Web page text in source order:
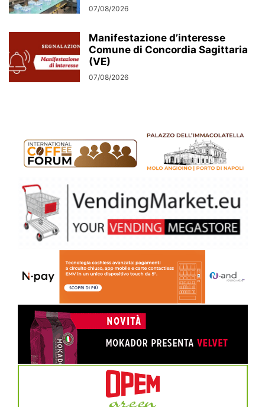
07/08/2026
Manifestazione d’interesse
Comune di Concordia Sagittaria
(VE)
07/08/2026